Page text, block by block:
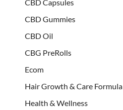
CBD Capsules
CBD Gummies
CBD Oil
CBG PreRolls
Ecom
Hair Growth & Care Formula
Health & Wellness